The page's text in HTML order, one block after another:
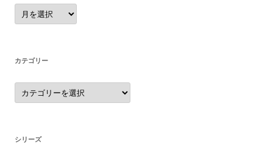
ア
ー
カ
カテゴリー
カ
テ
ゴ
シリーズ